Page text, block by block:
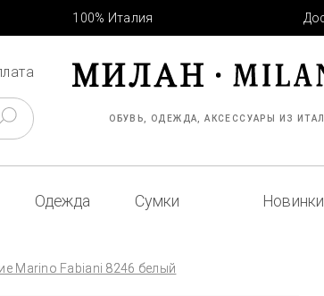
100% Италия
ОБУВЬ, ОДЕЖДА, АКСЕССУАРЫ ИЗ
Одежда Сумки Новинки
Marino Fabiani 8246 белый